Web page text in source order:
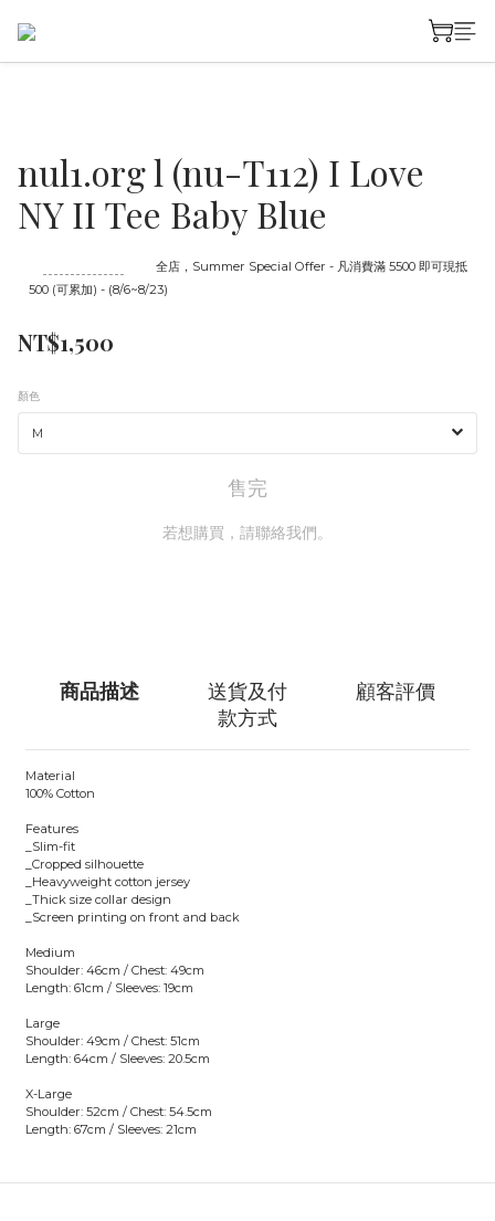
nul1.org l (nu-T112) I Love
NY II Tee Baby Blue
全店，Summer Special Offer - 凡消費滿 5500 即可現抵
500 (可累加) - (8/6~8/23)
NT$1,500
顏色
售完
若想購買，請聯絡我們。
商品描述
送貨及付
款方式
顧客評價
Material
100% Cotton
Features
_Slim-fit
_Cropped silhouette
_Heavyweight cotton jersey
_Thick size collar design
_Screen printing on front and back
Medium
Shoulder: 46cm / Chest: 49cm
Length: 61cm / Sleeves: 19cm
Large
Shoulder: 49cm / Chest: 51cm
Length: 64cm / Sleeves: 20.5cm
X-Large
Shoulder: 52cm / Chest: 54.5cm
Length: 67cm / Sleeves: 21cm